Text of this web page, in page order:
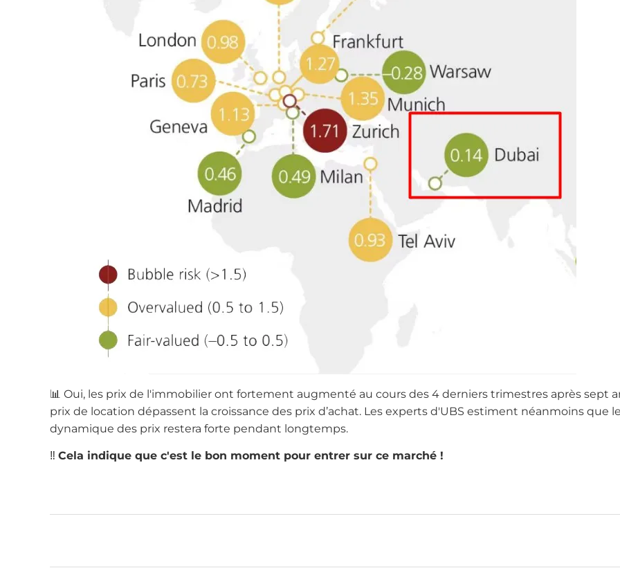
📊 Oui, les prix de l'immobilier ont fortement augmenté au cours des 4 derniers trimestres après sept
prix de location dépassent la croissance des prix d’achat. Les experts d'UBS estiment néanmoins
dynamique des prix restera forte pendant longtemps.
‼️ Cela indique que c'est le bon moment pour entrer sur ce marché !